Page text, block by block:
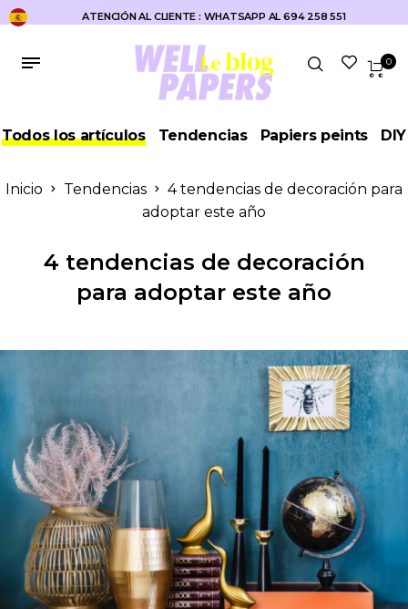
ATENCIÓN AL CLIENTE : WHATSAPP AL 694 258 551
0
Todos los artículos Tendencias Papiers peints DIY
Inicio Tendencias
4 tendencias de decoración para
adoptar este año
4 tendencias de decoración
para adoptar este año